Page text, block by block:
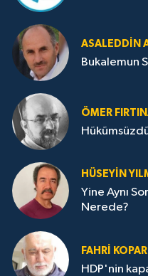
ASALEDDIN
Bukalemun
ÖMER
HÜSEYIN
Yine Aynı
Nerede?
FAHRI KOPAR
HDP'nin